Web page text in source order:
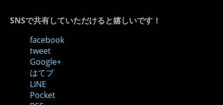
SNSで共有していただけると嬉しいです！
facebook
tweet
Google+
はてブ
LINE
Pocket